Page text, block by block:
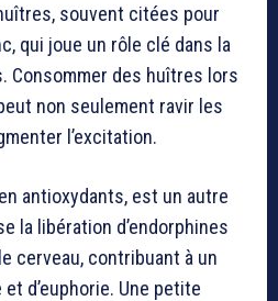
souvent citées pour
qui joue un rôle clé dans la
Consommer des huîtres lors
non seulement ravir les
l’excitation.
antioxydants, est un autre
la libération d’endorphines
cerveau, contribuant à un
d’euphorie. Une petite